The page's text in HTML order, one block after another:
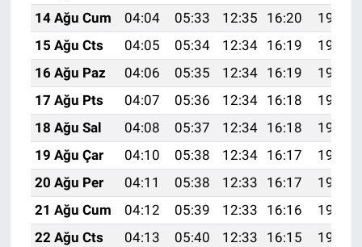
14 Ağu Cum
04:04 05:33 12:35 16:20
19:26
15 Ağu Cts
04:05 05:34 12:34 16:19
19:25
16 Ağu Paz
04:06 05:35 12:34 16:19
19:24
17 Ağu Pts
04:07 05:36 12:34 16:18
19:22
18 Ağu Sal
04:08 05:37 12:34 16:18
19:21
19 Ağu Çar
04:10 05:38 12:34 16:17
19:20
20 Ağu Per
04:11 05:38 12:33 16:17
19:18
21 Ağu Cum
04:12 05:39 12:33 16:16
19:17
22 Ağu Cts
04:13 05:40 12:33 16:15
19:16